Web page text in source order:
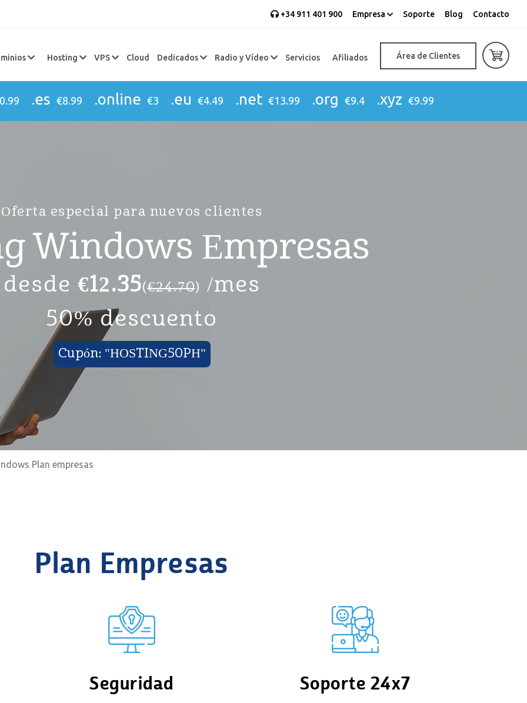
+34 911 401 900 Empresa Soporte Blog Contacto
Hosting VPS Cloud Dedicados Radio y Vídeo Servicios Afiliados Área de Clientes
.es €8.99 .online €3 .eu €4.49 .net €13.99 .org €9.4 .xyz €9.99
Oferta especial para nuevos clientes
Windows Empresas
desde €12.35(€24.70) /mes
50% descuento
Cupón: "HOSTING50PH"
Plan empresas
Plan Empresas
Seguridad Soporte 24x7